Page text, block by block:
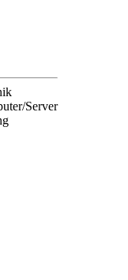
Server